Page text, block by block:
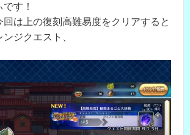
す！
回は上の復刻高難易度をクリアすると
ジクエスト、